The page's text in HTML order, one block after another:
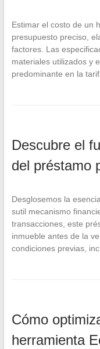
Estimar el costo de un
presupuesto preciso,
factores. Las
materiales utilizados y
predominante en la
Descubre el
del préstamo
Desglosemos la
sutil mecanismo
transacciones, este
inmueble antes de la
condiciones previas,
Cómo
herramienta